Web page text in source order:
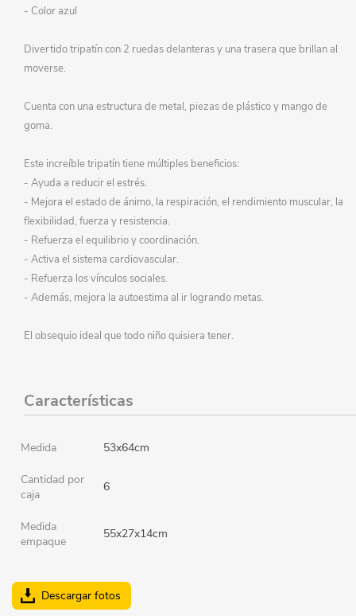
- Color azul
Divertido tripatín con 2 ruedas delanteras y una trasera que brillan al
moverse.
Cuenta con una estructura de metal, piezas de plástico y mango de
goma.
Este increíble tripatín tiene múltiples beneficios:
- Ayuda a reducir el estrés.
- Mejora el estado de ánimo, la respiración, el rendimiento muscular, la
flexibilidad, fuerza y resistencia.
- Refuerza el equilibrio y coordinación.
- Activa el sistema cardiovascular.
- Refuerza los vínculos sociales.
- Además, mejora la autoestima al ir logrando metas.
El obsequio ideal que todo niño quisiera tener.
Características
Medida 53x64cm
Cantidad por
caja
6
Medida
empaque
55x27x14cm
Descargar fotos